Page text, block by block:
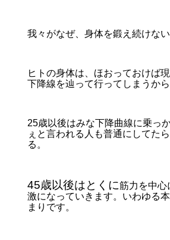
我々がなぜ、身体を鍛え続けな
ヒトの身体は、ほおっておけば
下降線を辿って行ってしまうから
25歳以後はみな下降曲線に乗っ
ぇと言われる人も普通にしてた
る。
45歳以後はとくに筋力を中心
激になっていきます。いわゆる
まり です。